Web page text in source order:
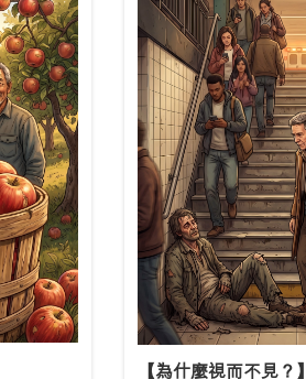
【為什麼視而不見？】